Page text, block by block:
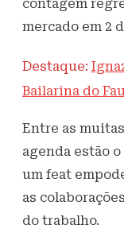
contagem
mercado em 2
Destaque:
Bailarina do
Entre as
agenda estão
um feat
as
do trabalho.